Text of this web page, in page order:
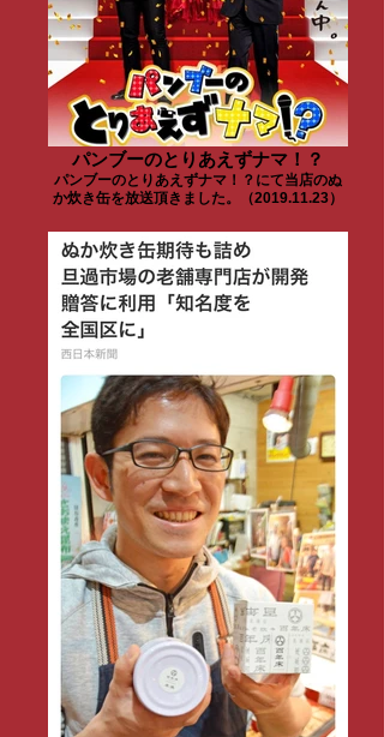
パンブーのとりあえずナマ！？
パンブーのとりあえずナマ！？にて当店のぬ
か炊き缶を放送頂きました。（2019.11.23）